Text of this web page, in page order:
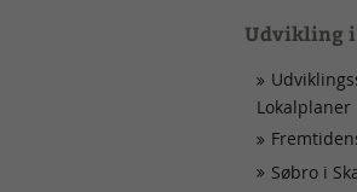
Udvikling i
Lokalplaner
Søbro i